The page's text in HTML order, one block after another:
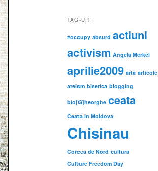
TAG-URI
#occupy absurd actiuni
activism Angela Merkel
aprilie2009 arta articole
ateism biserica blogging
blo[G]heorghe ceata
Ceata in Moldova
Chisinau
Coreea de Nord cultura
Culture Freedom Day